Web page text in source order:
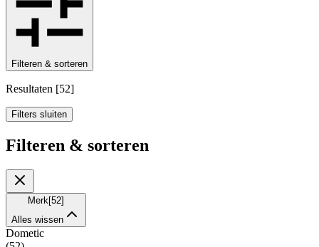
Filteren & sorteren
Resultaten [52]
Filters sluiten
Filteren & sorteren
Merk [52]
Alles wissen
Dometic